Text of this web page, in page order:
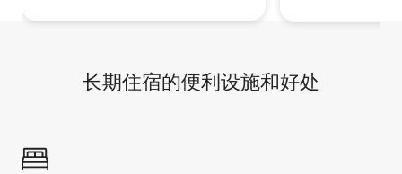
长期住宿的便利设施和好处